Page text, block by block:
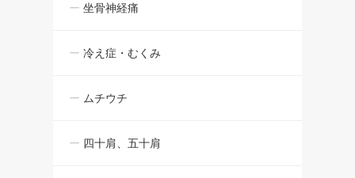
坐骨神経痛
冷え症・むくみ
ムチウチ
四十肩、五十肩